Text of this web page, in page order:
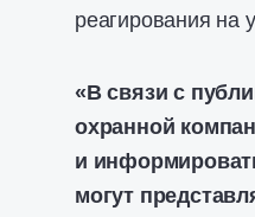
реагирования на
«В связи с
охранной
и
могут